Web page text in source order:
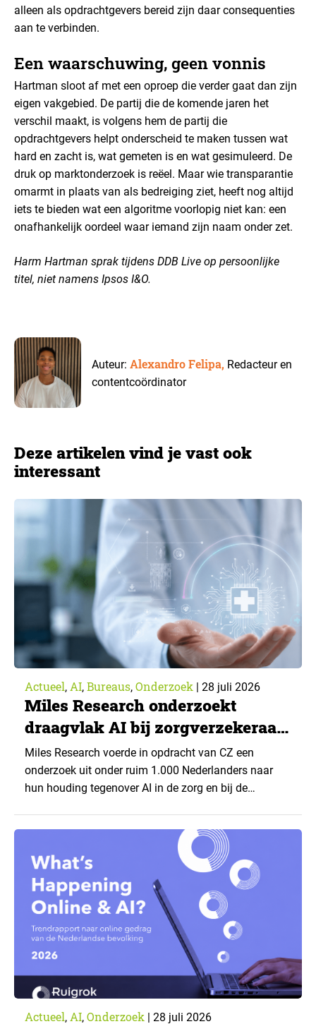
alleen als opdrachtgevers bereid zijn daar consequenties
aan te verbinden.
Een waarschuwing, geen vonnis
Hartman sloot af met een oproep die verder gaat dan zijn
eigen vakgebied. De partij die de komende jaren het
verschil maakt, is volgens hem de partij die
opdrachtgevers helpt onderscheid te maken tussen wat
hard en zacht is, wat gemeten is en wat gesimuleerd. De
druk op marktonderzoek is reëel. Maar wie transparantie
omarmt in plaats van als bedreiging ziet, heeft nog altijd
iets te bieden wat een algoritme voorlopig niet kan: een
onafhankelijk oordeel waar iemand zijn naam onder zet.
Harm Hartman sprak tijdens DDB Live op persoonlijke
titel, niet namens Ipsos I&O.
Auteur:Alexandro Felipa, Redacteur en
contentcoördinator
Deze artikelen vind je vast ook
interessant
Actueel, AI, Bureaus, Onderzoek | 28 juli 2026
Miles Research onderzoekt
draagvlak AI bij zorgverzekeraar
CZ
Miles Research voerde in opdracht van CZ een
onderzoek uit onder ruim 1.000 Nederlanders naar
hun houding tegenover AI in de zorg en bij de
toepassingen, en waar trekken zij een grens? Dit
artikel is aangeleverd door kennispartner Miles
Research. ▼ De uitkomsten zijn…
Actueel, AI, Onderzoek | 28 juli 2026